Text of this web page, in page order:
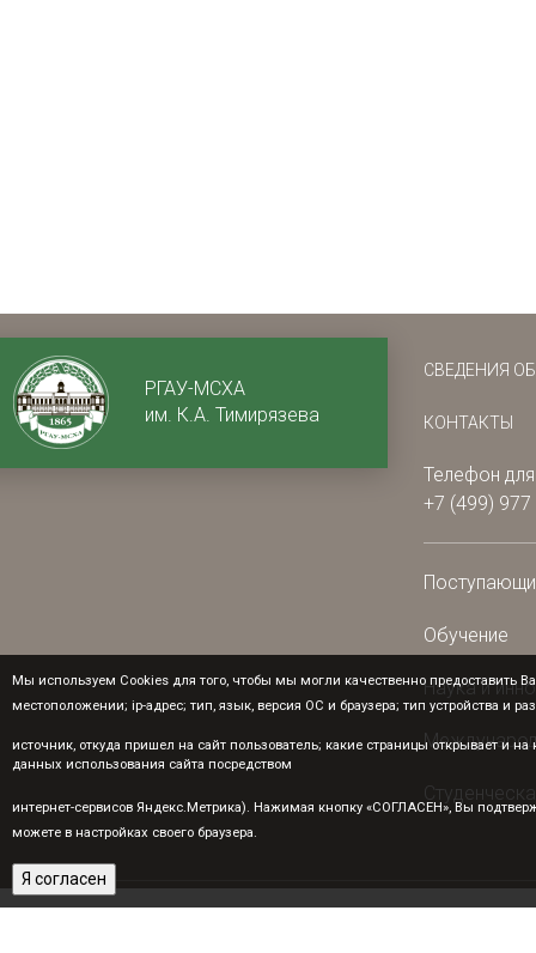
РГАУ-МСХА
им. К.А. Тимирязева
СВЕДЕНИЯ
КОНТАКТЫ
Телефон
+7 (499) 977
Обучение
Наука и
Мы используем Cookies для того, чтобы мы могли качественно предоставить
местоположении; ip-адрес; тип, язык, версия ОС и браузера; тип устройства и
источник, откуда пришел на сайт пользователь; какие страницы открывает и
данных использования сайта посредством
интернет-сервисов Яндекс.Метрика). Нажимая кнопку «СОГЛАСЕН», Вы
можете в настройках своего браузера.
Я согласен